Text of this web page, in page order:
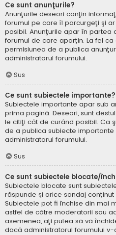
Ce sunt anunţurile?
Anunţurile deseori conţin
forumul pe care îl parcurgeţi şi
posibil. Anunţurile apar în partea
forumul de care aparţin. La fel
permisiunea de a publica
administratorul forumului.
Sus
Ce sunt subiectele importante?
Subiectele importante apar sub
prima pagină. Deseori, sunt
le citiţi cât de curând posibil. Ca
de a publica subiecte
administratorul forumului.
Sus
Ce sunt subiectele blocate/
Subiectele blocate sunt
răspunde şi orice sondaj
Subiectele pot fi închise din mai
astfel de către moderatorii sau
asemenea, aţi putea să vă
dacă administratorul forumului